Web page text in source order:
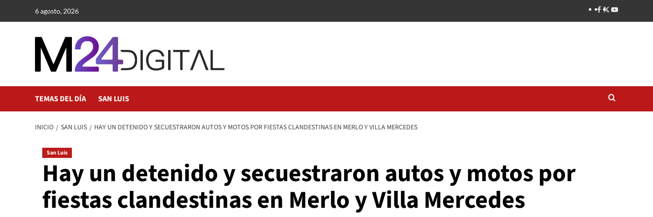
6 agosto, 2026
TEMAS DEL DÍA SAN LUIS
INICIO SAN LUIS HAY UN DETENIDO Y SECUESTRARON AUTOS Y MOTOS POR FIESTAS CLANDESTINAS EN MERLO Y VILLA MERCEDES
San Luis
Hay un detenido y secuestraron autos y motos por
fiestas clandestinas en Merlo y Villa Mercedes